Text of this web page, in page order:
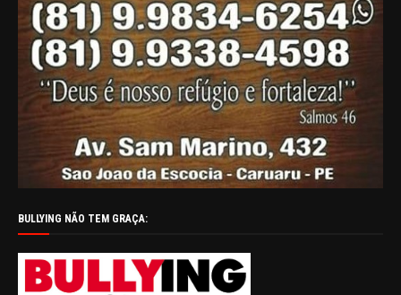
BULLYING NÃO TEM GRAÇA: